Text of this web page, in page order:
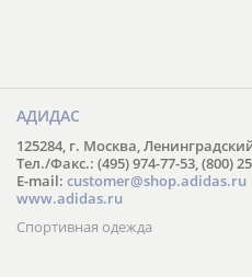
АДИДАС
125284, г. Москва,
Тел./Факс.: (495) 974-77-53, (800)
E-mail: customer@shop.adidas.ru
www.adidas.ru
Спортивная одежда